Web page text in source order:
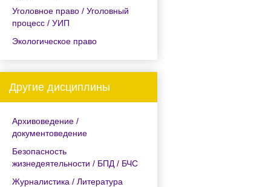
Уголовное право / Уголовный
процесс / УИП
Экологическое право
Другие дисциплины
Архивоведение /
документоведение
Безопасность
жизнедеятельности / БПД / БЧС
Журналистика / Литература